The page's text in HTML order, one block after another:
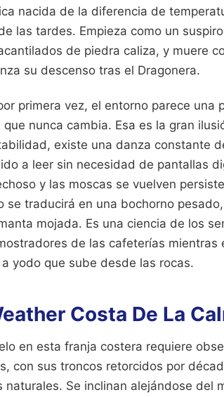
nacida de la diferencia de
las tardes. Empieza como un
de piedra caliza, y muere
su descenso tras el Dragonera.
primera vez, el entorno parece una
nunca cambia. Esa es la gran
existe una danza constante
a leer sin necesidad de pantallas
y las moscas se vuelven
se traducirá en una bochorno
mojada. Es una ciencia de los
de las cafeterías mientras
yodo que sube desde las rocas.
Costa De La
en esta franja costera requiere
con sus troncos retorcidos por
Se inclinan alejándose del